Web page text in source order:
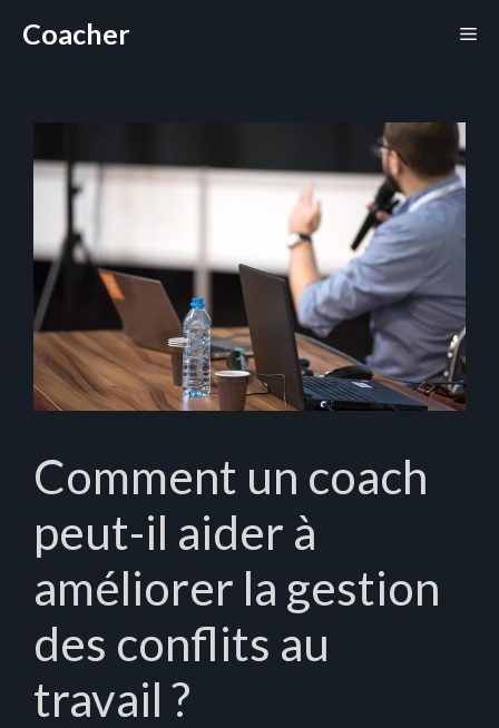
Coacher
Comment un coach
peut-il aider à
améliorer la gestion
des conflits au
travail ?